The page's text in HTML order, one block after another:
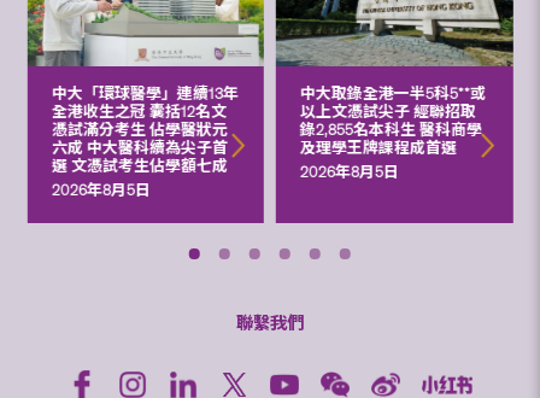
中大「環球醫學」連續13年
全港收生之冠 囊括12名文
憑試滿分考生 佔學醫狀元
六成 中大醫科續為尖子首
選 文憑試考生佔學額七成
2026年8月5日
中大取錄全港一半5科5**或
以上文憑試尖子 經聯招取
錄2,855名本科生 醫科商學
及理學王牌課程成首選
2026年8月5日
聯繫我們